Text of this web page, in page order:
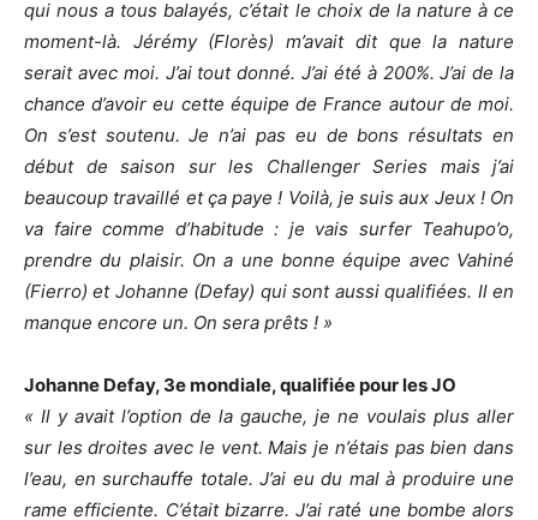
qui nous a tous balayés, c’était le choix de la nature à ce
moment-là. Jérémy (Florès) m’avait dit que la nature
serait avec moi. J’ai tout donné. J’ai été à 200%. J’ai de la
chance d’avoir eu cette équipe de France autour de moi.
On s’est soutenu. Je n’ai pas eu de bons résultats en
début de saison sur les Challenger Series mais j’ai
beaucoup travaillé et ça paye ! Voilà, je suis aux Jeux ! On
va faire comme d’habitude : je vais surfer Teahupo’o,
prendre du plaisir. On a une bonne équipe avec Vahiné
(Fierro) et Johanne (Defay) qui sont aussi qualifiées. Il en
manque encore un. On sera prêts ! »
Johanne Defay, 3e mondiale, qualifiée pour les JO
« Il y avait l’option de la gauche, je ne voulais plus aller
sur les droites avec le vent. Mais je n’étais pas bien dans
l’eau, en surchauffe totale. J’ai eu du mal à produire une
rame efficiente. C’était bizarre. J’ai raté une bombe alors